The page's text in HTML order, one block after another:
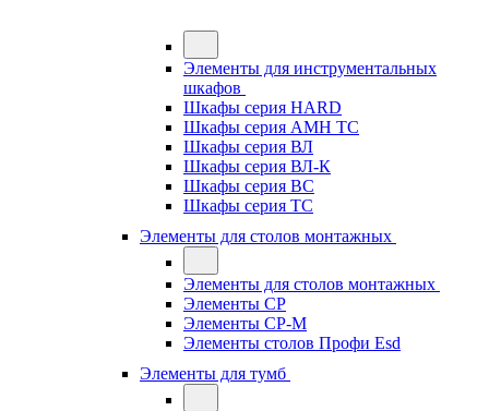
Элементы для инструментальных
шкафов
Шкафы серия HARD
Шкафы серия АМН ТС
Шкафы серия ВЛ
Шкафы серия ВЛ-К
Шкафы серия ВС
Шкафы серия ТС
Элементы для столов монтажных
Элементы для столов монтажных
Элементы СР
Элементы СР-М
Элементы столов Профи Esd
Элементы для тумб